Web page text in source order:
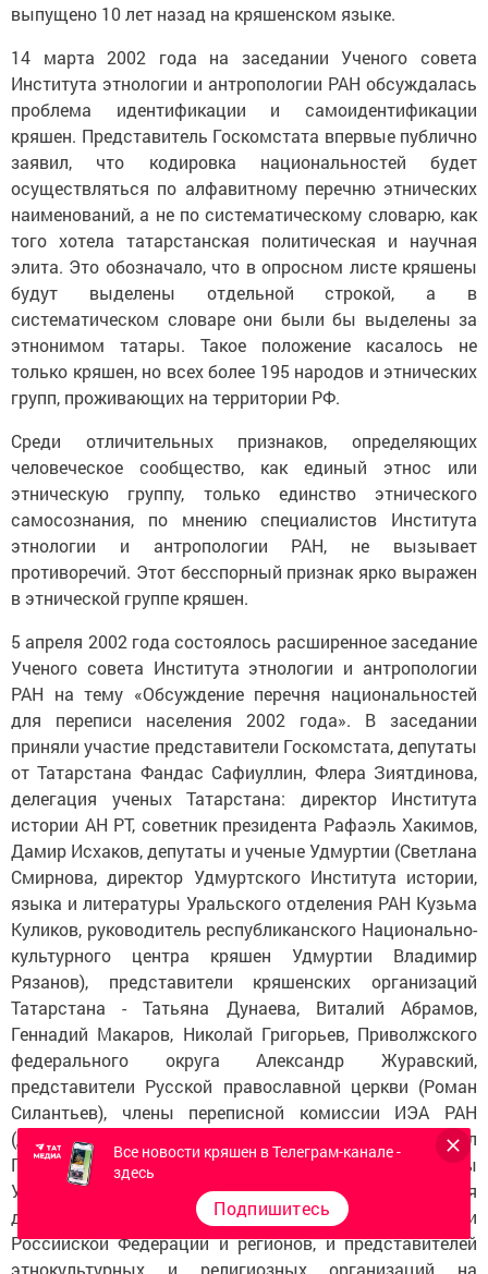
выпущено 10 лет назад на кряшенском языке.
14 марта 2002 года на заседании Ученого совета
Института этнологии и антропологии РАН обсуждалась
проблема идентификации и самоидентификации
кряшен. Представитель Госкомстата впервые публично
заявил, что кодировка национальностей будет
осуществляться по алфавитному перечню этнических
наименований, а не по систематическому словарю, как
того хотела татарстанская политическая и научная
элита. Это обозначало, что в опросном листе кряшены
будут выделены отдельной строкой, а в
систематическом словаре они были бы выделены за
этнонимом татары. Такое положение касалось не
только кряшен, но всех более 195 народов и этнических
групп, проживающих на территории РФ.
Среди отличительных признаков, определяющих
человеческое сообщество, как единый этнос или
этническую группу, только единство этнического
самосознания, по мнению специалистов Института
этнологии и антропологии РАН, не вызывает
противоречий. Этот бесспорный признак ярко выражен
в этнической группе кряшен.
5 апреля 2002 года состоялось расширенное заседание
Ученого совета Института этнологии и антропологии
РАН на тему «Обсуждение перечня национальностей
для переписи населения 2002 года». В заседании
приняли участие представители Госкомстата, депутаты
от Татарстана Фандас Сафиуллин, Флера Зиятдинова,
делегация ученых Татарстана: директор Института
истории АН РТ, советник президента Рафаэль Хакимов,
Дамир Исхаков, депутаты и ученые Удмуртии (Светлана
Смирнова, директор Удмуртского Института истории,
языка и литературы Уральского отделения РАН Кузьма
Куликов, руководитель республиканского Национально-
культурного центра кряшен Удмуртии Владимир
Рязанов), представители кряшенских организаций
Татарстана - Татьяна Дунаева, Виталий Абрамов,
Геннадий Макаров, Николай Григорьев, Приволжского
федерального округа Александр Журавский,
представители Русской православной церкви (Роман
Силантьев), члены переписной комиссии ИЭА РАН
(директор института Валерий Тишков, ученые Павел
Пучков, З.П. Соколова, Сергей Соколовский), члены
Ученого Совета ИЭА РАН. На заседании состоялся
диалог трех сторон: ученых, представителей власти
Российской Федерации и регионов, и представителей
этнокультурных и религиозных организаций на
Все новости кряшен в Телеграм-канале -
здесь
Подпишитесь